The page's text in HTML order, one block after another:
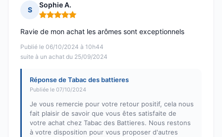
S
Sophie A.
Note : 5 sur 5
Publié le 06/10/2024 à 10h44
suite à un achat du 25/09/2024
Ravie de mon achat les arômes sont exceptionnels
Réponse de Tabac des battieres
Publiée le 07/10/2024
Je vous remercie pour votre retour positif, cela nous
fait plaisir de savoir que vous êtes satisfaite de
votre achat chez Tabac des Battieres. Nous restons
à votre disposition pour vous proposer d'autres